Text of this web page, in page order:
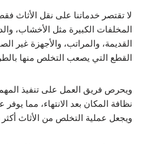
لا تقتصر خدماتنا على نقل الأثاث
المخلفات الكبيرة مثل الأخشاب،
القديمة، والمراتب، والأجهزة غير
القطع التي يصعب التخلص منها
ويحرص فريق العمل على تنفيذ
نظافة المكان بعد الانتهاء، مما
ويجعل عملية التخلص من الأثاث